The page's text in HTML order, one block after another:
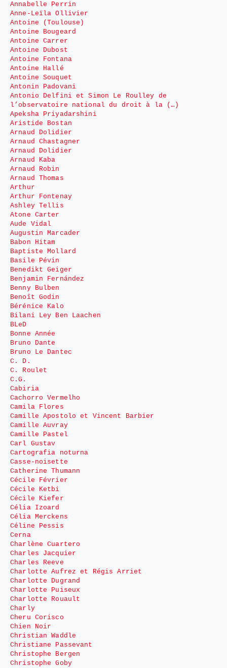
Annabelle Perrin
Anne-Leïla Ollivier
Antoine (Toulouse)
Antoine Bougeard
Antoine Carrer
Antoine Dubost
Antoine Fontana
Antoine Hallé
Antoine Souquet
Antonin Padovani
Antonio Delfini et Simon Le Roulley de
l’observatoire national du droit à la (…)
Apeksha Priyadarshini
Aristide Bostan
Arnaud Dolidier
Arnaud Chastagner
Arnaud Dolidier
Arnaud Kaba
Arnaud Robin
Arnaud Thomas
Arthur
Arthur Fontenay
Ashley Tellis
Atone Carter
Aude Vidal
Augustin Marcader
Babon Hitam
Baptiste Mollard
Basile Pévin
Benedikt Geiger
Benjamin Fernández
Benny Bulben
Benoît Godin
Bérénice Kalo
Bilani Ley Ben Laachen
BLeD
Bonne Année
Bruno Dante
Bruno Le Dantec
C. D.
C. Roulet
C.G.
Cabiria
Cachorro Vermelho
Camila Flores
Camille Apostolo et Vincent Barbier
Camille Auvray
Camille Pastel
Carl Gustav
Cartografia noturna
Casse-noisette
Catherine Thumann
Cécile Février
Cécile Ketbi
Cécile Kiefer
Célia Izoard
Célia Merckens
Céline Pessis
Cerna
Charlène Cuartero
Charles Jacquier
Charles Reeve
Charlotte Aufrez et Régis Arriet
Charlotte Dugrand
Charlotte Puiseux
Charlotte Rouault
Charly
Cheru Corisco
Chien Noir
Christian Waddle
Christiane Passevant
Christophe Bergen
Christophe Goby